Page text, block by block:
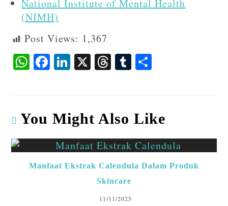
National Institute of Mental Health
(NIMH)
Post Views: 1,367
W
ha
A
p
p
F
ac
o
o
k
Li
n
dI
n
X T
hr
ds
T
u
bl
r
You Might Also Like
Manfaat Ekstrak Calendula Dalam Produk
Skincare
11/11/2025